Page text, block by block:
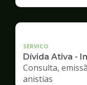
SERVICO
Dívida Ativa -
Consulta,
anistias